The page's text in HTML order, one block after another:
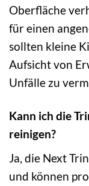
Oberfläche
für einen
sollten kleine
Aufsicht von
Unfälle zu
Kann ich die
reinigen?
Ja, die Next
und können